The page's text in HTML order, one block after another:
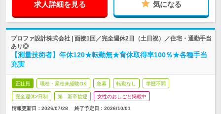
求人詳細を見る 気になる
プロファ設計株式会社 | 面接1回／完全週休2日（土日祝）／住宅・通勤手当
あり◎
【測量技術者】年休120★転勤無★育休取得率100％★各種手当
充実
正社員 職種・業種未経験OK 急募 転勤なし 学歴不問
完全週休2日制 第二新卒歓迎 女性のおしごと掲載中
情報更新日：2026/07/28 終了予定日： 2026/10/01